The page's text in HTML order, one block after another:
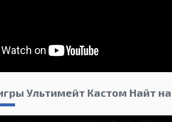
Ультимейт Кастом Найт